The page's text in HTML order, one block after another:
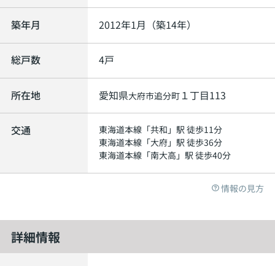
築年月 2012年1月（築14年）
総戸数 4戸
所在地 愛知県大府市追分町 １丁目113
交通 東海道本線 「共和 」駅 徒歩11分
東海道本線 「大府」駅 徒歩36分
東海道本線 「南大高 」駅 徒歩40分
情報の見方
詳細情報